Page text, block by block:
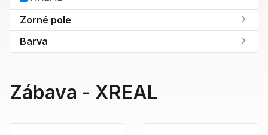
Zorné pole
Barva
Zábava - XREAL